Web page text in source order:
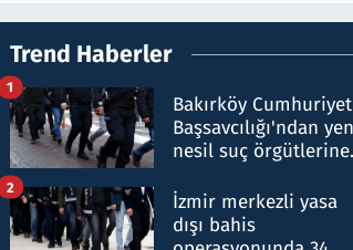
Trend Haberler
Bakırköy Cumhuriyet
Başsavcılığı'ndan
nesil suç örgütlerine
hakkında gözaltı
1
İzmir merkezli yasa
dışı bahis
2